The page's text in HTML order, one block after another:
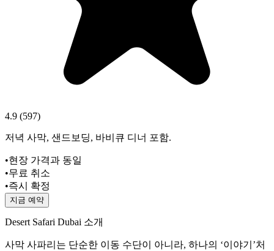
4.9 (597)
저녁 사막, 샌드보딩, 바비큐 디너 포함.
•현장 가격과 동일
•무료 취소
•즉시 확정
지금 예약
Desert Safari Dubai 소개
사막 사파리는 단순한 이동 수단이 아니라, 하나의 ‘이야기’처